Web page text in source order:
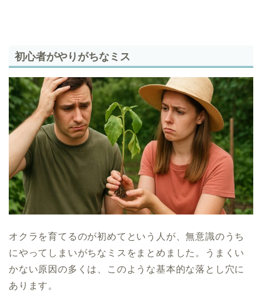
初心者がやりがちなミス
オクラを育てるのが初めてという人が、無意識のうち
にやってしまいがちなミスをまとめました。うまくい
かない原因の多くは、このような基本的な落とし穴に
あります。